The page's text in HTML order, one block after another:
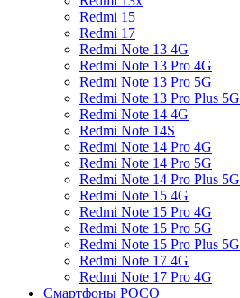
Redmi 15
Redmi 17
Redmi Note 13 4G
Redmi Note 13 Pro 4G
Redmi Note 13 Pro 5G
Redmi Note 13 Pro Plus 5G
Redmi Note 14 4G
Redmi Note 14S
Redmi Note 14 Pro 4G
Redmi Note 14 Pro 5G
Redmi Note 14 Pro Plus 5G
Redmi Note 15 4G
Redmi Note 15 Pro 4G
Redmi Note 15 Pro 5G
Redmi Note 15 Pro Plus 5G
Redmi Note 17 4G
Redmi Note 17 Pro 4G
Смартфоны POCO